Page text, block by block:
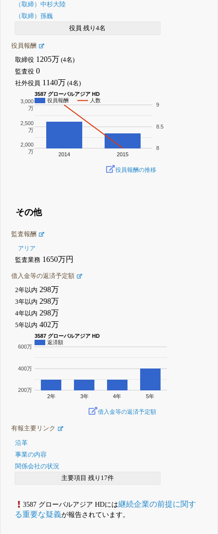
（取締）中杉大陸
（取締）孫巍
役員 残り4名
役員報酬
取締役 1205万 (4名)
監査役 0
社外役員 1140万 (4名)
3587 グローバルアジア HD
役員報酬
人数
2014 2015
2,000
万
2,500
万
3,000
万
8
8.5
9
役員報酬の推移
その他
監査報酬
アリア
監査業務 1650万円
借入金等の返済予定額
2年以内 298万
3年以内 298万
4年以内 298万
5年以内 402万
3587 グローバルアジア HD
返済額
2年 3年 4年 5年
200万
400万
600万
借入金等の返済予定額
有報主要リンク
沿革
事業の内容
関係会社の状況
主要項目 残り17件
3587 グローバルアジア HDには継続企業の前提に関す
る重要な疑義が報告されています。